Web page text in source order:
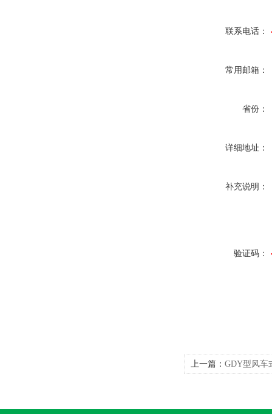
联系电话：
常用邮箱：
省份：
详细地址：
补充说明：
验证码：
上一篇： GDY型风车